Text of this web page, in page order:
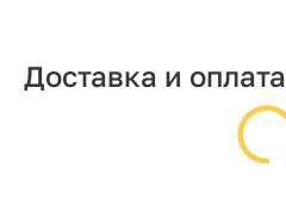
Доставка и оплата